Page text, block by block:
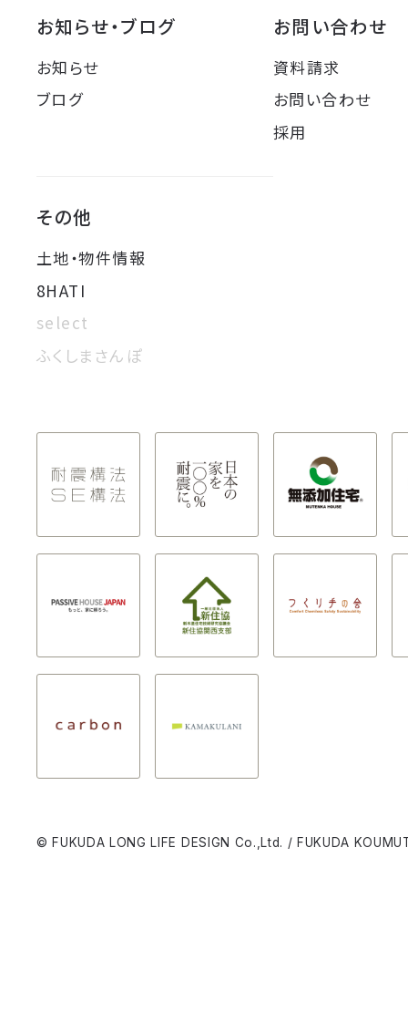
お知らせ・ブログ
お知らせ
ブログ
お問い合わせ
資料請求
お問い合わせ
採用
その他
土地・物件情報
8HATI
select
ふくしまさんぽ
© FUKUDA LONG LIFE DESIGN Co.,Ltd. / FUKUDA